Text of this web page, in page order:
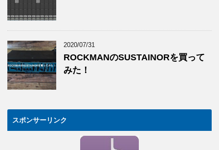
2020/07/31
ROCKMANのSUSTAINORを買って
みた！
スポンサーリンク